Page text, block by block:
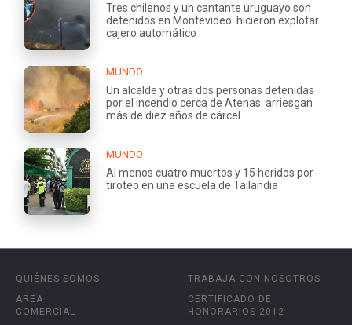
Tres chilenos y un cantante uruguayo son
detenidos en Montevideo: hicieron explotar
cajero automático
MUNDO
Un alcalde y otras dos personas detenidas
por el incendio cerca de Atenas: arriesgan
más de diez años de cárcel
MUNDO
Al menos cuatro muertos y 15 heridos por
tiroteo en una escuela de Tailandia
QUIÉNES SOMOS
ÁREA
COMERCIAL
TRABAJA CON NOSOTROS
CERTIFICADO DE
HONORARIOS 2012